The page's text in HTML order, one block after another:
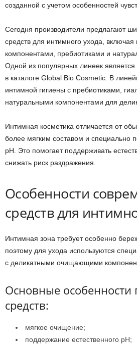
созданной с учетом особенностей
Сегодня производители предлагают
средств для интимного ухода,
компонентами, пребиотиками и
Одной из популярных линеек является
в каталоге Global Bio Cosmetic. В
интимной гигиены с пребиотиками,
натуральными компонентами для
Интимная косметика отличается от
более мягким составом и специально
pH. Это помогает поддерживать
снижать риск раздражения.
Особенности
средств для
Интимная зона требует особенно
поэтому для ухода используются
с деликатными очищающими
Основные особенности
средств:
мягкое очищение;
поддержание естественного pH;